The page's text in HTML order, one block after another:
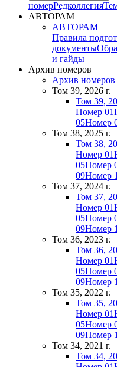
номерРедколлегия
АВТОРАМ
АВТОРАМ
Правила
документы
и гайды
Архив номеров
Архив номеров
Том 39, 2026 г.
Том 39,
Номер 01
05Номер
Том 38, 2025 г.
Том 38,
Номер 01
05Номер
09Номер
Том 37, 2024 г.
Том 37,
Номер 01
05Номер
09Номер
Том 36, 2023 г.
Том 36,
Номер 01
05Номер
09Номер
Том 35, 2022 г.
Том 35,
Номер 01
05Номер
09Номер
Том 34, 2021 г.
Том 34,